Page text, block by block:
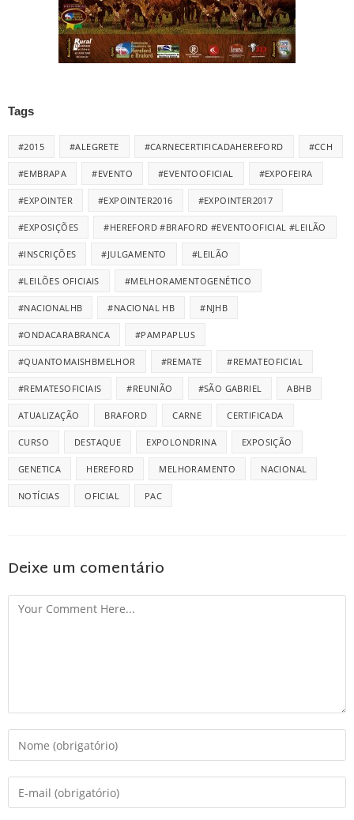
Tags
#2015 #ALEGRETE #CARNECERTIFICADAHEREFORD #CCH
#EMBRAPA #EVENTO #EVENTOOFICIAL #EXPOFEIRA
#EXPOINTER #EXPOINTER2016 #EXPOINTER2017
#EXPOSIÇÕES #HEREFORD #BRAFORD #EVENTOOFICIAL #LEILÃO
#INSCRIÇÕES #JULGAMENTO #LEILÃO
#LEILÕES OFICIAIS #MELHORAMENTOGENÉTICO
#NACIONALHB #NACIONAL HB #NJHB
#ONDACARABRANCA #PAMPAPLUS
#QUANTOMAISHBMELHOR #REMATE #REMATEOFICIAL
#REMATESOFICIAIS #REUNIÃO #SÃO GABRIEL ABHB
ATUALIZAÇÃO BRAFORD CARNE CERTIFICADA
CURSO DESTAQUE EXPOLONDRINA EXPOSIÇÃO
GENETICA HEREFORD MELHORAMENTO NACIONAL
NOTÍCIAS OFICIAL PAC
Deixe um comentário